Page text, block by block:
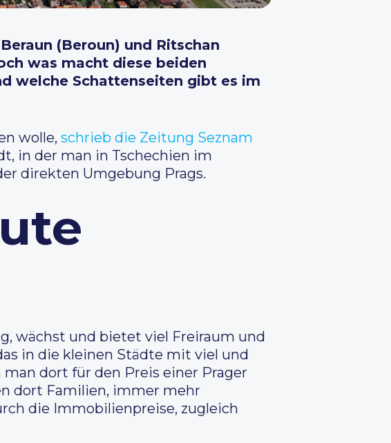
(Beroun) und Ritschan
was macht diese beiden
welche Schattenseiten gibt es im
wolle, schrieb die Zeitung Seznam
in der man in Tschechien im
direkten Umgebung Prags.
wächst und bietet viel Freiraum und
in die kleinen Städte mit viel und
dort für den Preis einer Prager
dort Familien, immer mehr
die Immobilienpreise, zugleich